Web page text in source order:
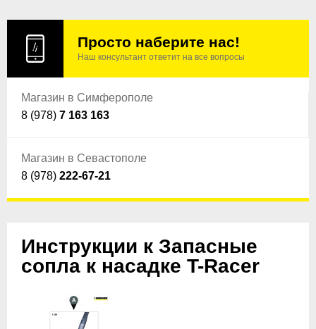
Просто наберите нас!
Наш консультант ответит на все вопросы
Магазин в Симферополе
8 (978) 7 163 163
Магазин в Севастополе
8 (978) 222-67-21
Инструкции к Запасные
сопла к насадке T-Racer